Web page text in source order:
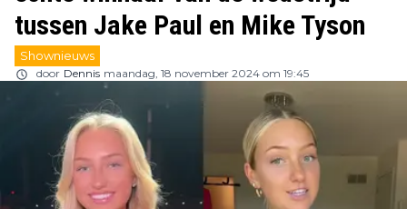
tussen Jake Paul en Mike Tyson
Shownieuws
door Dennis maandag, 18 november 2024 om 19:45